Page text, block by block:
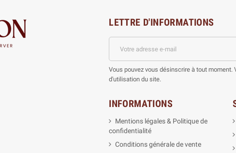
LETTRE D'INFORMATIONS
Vous pouvez vous désinscrire à tout
d'utilisation du site.
INFORMATIONS
Mentions légales & Politique de
confidentialité
Conditions générale de vente